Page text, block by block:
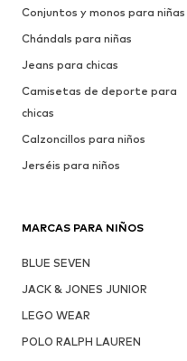
Conjuntos y monos para niñas
Chándals para niñas
Jeans para chicas
Camisetas de deporte para
chicas
Calzoncillos para niños
Jerséis para niños
MARCAS PARA NIÑOS
BLUE SEVEN
JACK & JONES JUNIOR
LEGO WEAR
POLO RALPH LAUREN